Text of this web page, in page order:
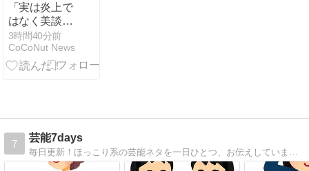
「実は炎上で
はなく美談だ
った？」肩の
負傷で社会服
務要員となっ
3時間40分前
CoCoNut News
7
芸能7days